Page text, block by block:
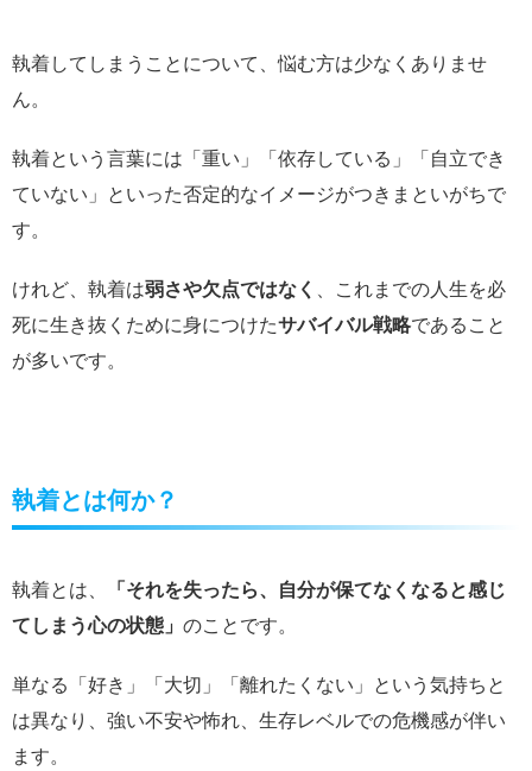
執着してしまうことについて、悩む方は少なくありませ
ん。
執着という言葉には「重い」「依存している」「自立でき
ていない」といった否定的なイメージがつきまといがちで
す。
けれど、執着は弱さや欠点ではなく
、これまでの人生を必
死に生き抜くために身につけたサバイバル戦略であること
が多いです。
執着とは何か？
執着とは、
「それを失ったら、自分が保てなくなると感じ
てしまう心の状態」 のことです。
単なる「好き」「大切」「離れたくない」という気持ちと
は異なり、強い不安や怖れ、生存レベルでの危機感が伴い
ます。